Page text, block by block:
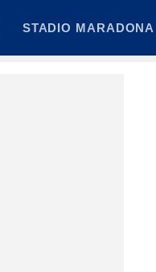
STADIO MARADONA